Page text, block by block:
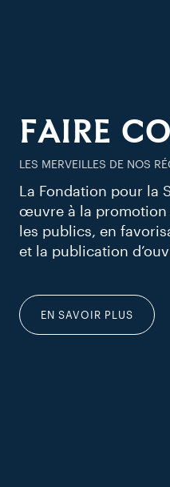
FAIRE
LES MERVEILLES DE NOS
La Fondation pour la
œuvre à la promotion
les publics, en
et la publication
EN SAVOIR PLUS